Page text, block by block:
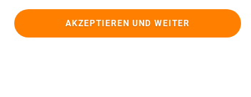
AKZEPTIEREN UND WEITER